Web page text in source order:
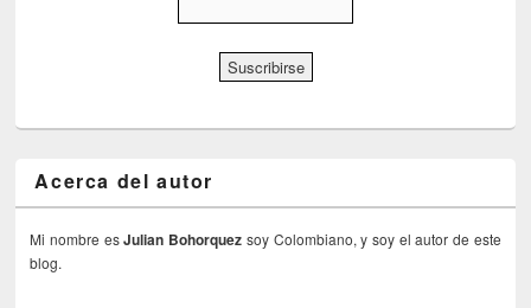
Acerca del autor
Mi nombre esJulian Bohorquez soy Colombiano, y soy el autor de este
blog.